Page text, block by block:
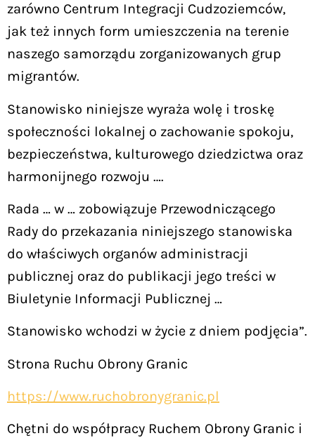
zarówno Centrum Integracji Cudzoziemców,
jak też innych form umieszczenia na terenie
naszego samorządu zorganizowanych grup
migrantów.
Stanowisko niniejsze wyraża wolę i troskę
społeczności lokalnej o zachowanie spokoju,
bezpieczeństwa, kulturowego dziedzictwa oraz
harmonijnego rozwoju ….
Rada … w … zobowiązuje Przewodniczącego
Rady do przekazania niniejszego stanowiska
do właściwych organów administracji
publicznej oraz do publikacji jego treści w
Biuletynie Informacji Publicznej …
Stanowisko wchodzi w życie z dniem podjęcia”.
Strona Ruchu Obrony Granic
https://www.ruchobronygranic.pl
Chętni do współpracy Ruchem Obrony Granic i